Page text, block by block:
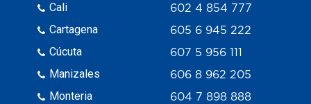
Cali
Cartagena
Cúcuta
Manizales
Monteria
602 4 854 777
605 6 945 222
607 5 956 111
606 8 962 205
604 7 898 888